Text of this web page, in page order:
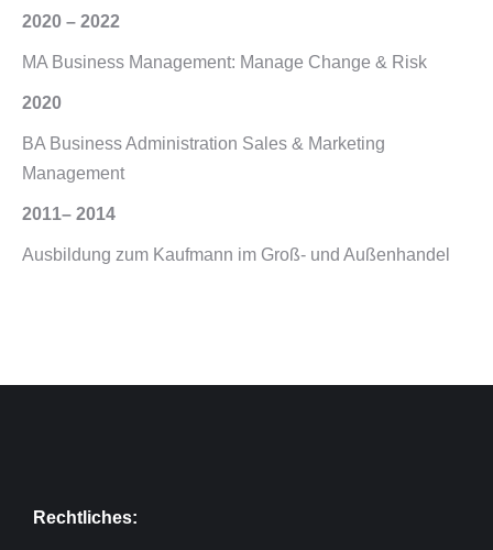
2020 – 2022
MA Business Management: Manage Change & Risk
2020
BA Business Administration Sales & Marketing
Management
2011– 2014
Ausbildung zum Kaufmann im Groß- und Außenhandel
Rechtliches: